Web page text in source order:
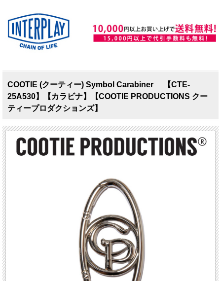
COOTIE (クーティー) Symbol Carabiner 【CTE-
25A530】【カラビナ】【COOTIE PRODUCTIONS クー
ティープロダクションズ】